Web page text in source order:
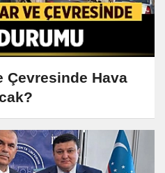
Çevresinde Hava